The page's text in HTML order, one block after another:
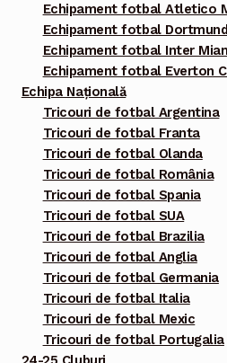
Echipament fotbal Atletico
Echipament fotbal
Echipament fotbal Inter
Echipament fotbal Everton
Echipa Națională
Tricouri de fotbal Argentina
Tricouri de fotbal Franta
Tricouri de fotbal Olanda
Tricouri de fotbal România
Tricouri de fotbal Spania
Tricouri de fotbal SUA
Tricouri de fotbal Brazilia
Tricouri de fotbal Anglia
Tricouri de fotbal Germania
Tricouri de fotbal Italia
Tricouri de fotbal Mexic
Tricouri de fotbal Portugalia